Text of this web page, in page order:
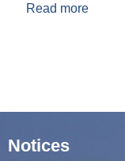
Read more
Notices